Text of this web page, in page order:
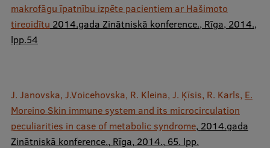
makrofāgu īpatnību izpēte pacientiem ar Hašimoto
tireoidītu 2014.gada Zinātniskā konference., Rīga, 2014.,
lpp.54
J. Janovska, J.Voicehovska, R. Kleina, J. Ķīsis, R. Karls, E.
Moreino Skin immune system and its microcirculation
peculiarities in case of metabolic syndrome, 2014.gada
Zinātniskā konference., Rīga, 2014., 65. lpp.